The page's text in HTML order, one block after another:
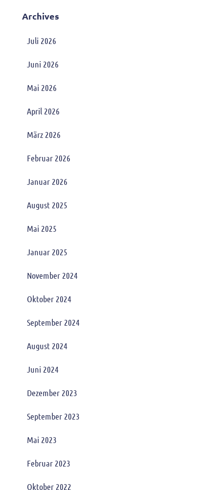
Archives
Juli 2026
Juni 2026
Mai 2026
April 2026
März 2026
Februar 2026
Januar 2026
August 2025
Mai 2025
Januar 2025
November 2024
Oktober 2024
September 2024
August 2024
Juni 2024
Dezember 2023
September 2023
Mai 2023
Februar 2023
Oktober 2022